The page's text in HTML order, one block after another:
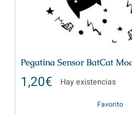
Pegatina Sensor BatCat
1,20€ Hay existencias
Favorito